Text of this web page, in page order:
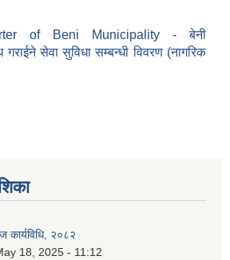
of Beni Municipality - बेनी
गराईने सेवा सुविधा सम्बन्धी विवरण (नागरिक
कार्यविधि, २०८२
18, 2025 - 11:12